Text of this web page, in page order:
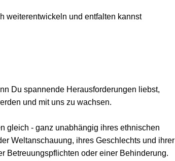
weiterentwickeln und entfalten kannst
Du spannende Herausforderungen liebst,
und mit uns zu wachsen.
gleich - ganz unabhängig ihres ethnischen
Weltanschauung, ihres Geschlechts und ihrer
Betreuungspflichten oder einer Behinderung.